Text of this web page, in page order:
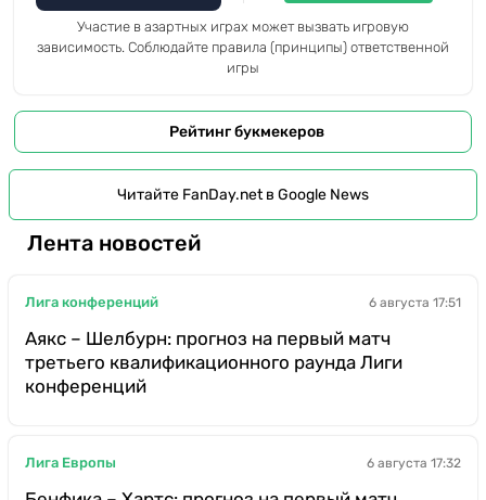
Участие в азартных играх может вызвать игровую
зависимость. Соблюдайте правила (принципы) ответственной
игры
Рейтинг букмекеров
Читайте FanDay.net в Google News
Лента новостей
Лига конференций 6 августа 17:51
Аякс – Шелбурн: прогноз на первый матч
третьего квалификационного раунда Лиги
конференций
Лига Европы 6 августа 17:32